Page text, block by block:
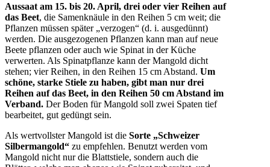
Aussaat am 15. bis 20. April, drei oder vier Reihen auf
das Beet, die Samenknäule in den Reihen 5 cm weit; die
Pflanzen müssen später „verzogen“ (d. i. ausgedünnt)
werden. Die ausgezogenen Pflanzen kann man auf neue
Beete pflanzen oder auch wie Spinat in der Küche
verwerten. Als Spinatpflanze kann der Mangold dicht
stehen; vier Reihen, in den Reihen 15 cm Abstand. Um
schöne, starke Stiele zu haben, gibt man nur drei
Reihen auf das Beet, in den Reihen 50 cm Abstand im
Verband. Der Boden für Mangold soll zwei Spaten tief
bearbeitet, gut gedüngt sein.
Als wertvollster Mangold ist die Sorte „Schweizer
Silbermangold“ zu empfehlen. Benutzt werden vom
Mangold nicht nur die Blattstiele, sondern auch die